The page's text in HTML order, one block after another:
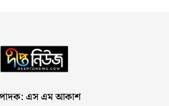
এস এম আকাশ